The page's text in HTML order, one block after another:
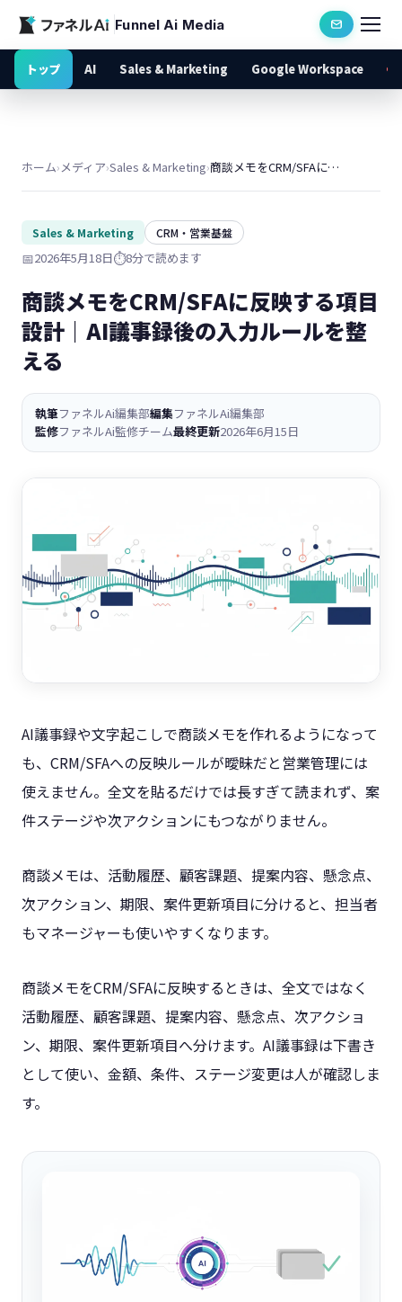
Funnel Ai Media
トップ AI Sales & Marketing Google Workspace
ホーム›メディア›Sales & Marketing› 商談メモをCRM/SFAに反映する項目設計｜AI議事録後の入力ルールを整える
Sales & Marketing CRM・営業基盤
📅2026年5月18日⏱️8分で読めます
商談メモをCRM/SFAに反映する項目
設計｜AI議事録後の入力ルールを整
える
執筆ファネルAi編集部編集ファネルAi編集部
監修ファネルAi監修チーム最終更新2026年6月15日
AI議事録や文字起こしで商談メモを作れるようになって
も、CRM/SFAへの反映ルールが曖昧だと営業管理には
使えません。全文を貼るだけでは長すぎて読まれず、案
件ステージや次アクションにもつながりません。
商談メモは、活動履歴、顧客課題、提案内容、懸念点、
次アクション、期限、案件更新項目に分けると、担当者
もマネージャーも使いやすくなります。
商談メモをCRM/SFAに反映するときは、全文ではなく
活動履歴、顧客課題、提案内容、懸念点、次アクショ
ン、期限、案件更新項目へ分けます。AI議事録は下書き
として使い、金額、条件、ステージ変更は人が確認しま
す。